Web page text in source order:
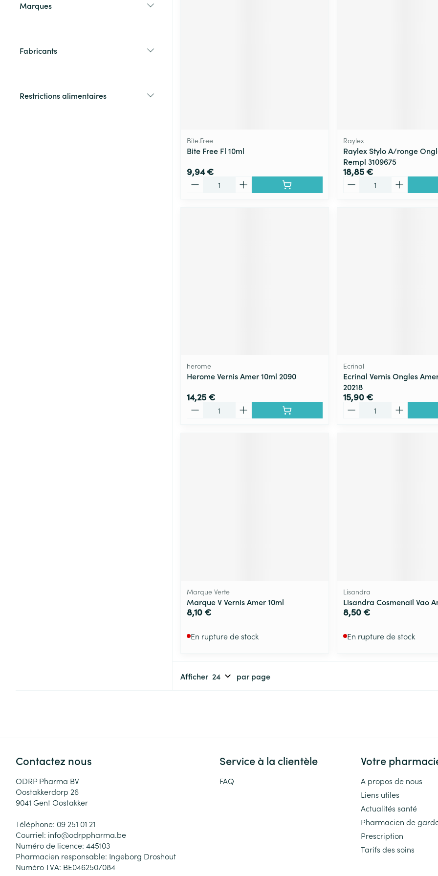
Marques
Fabricants
Restrictions alimentaires
Bite.Free
Bite Free Fl 10ml
9,94 €
Raylex
Raylex Stylo A/ronge
Rempl 3109675
18,85 €
herome
Herome Vernis Amer 10ml 2090
14,25 €
Ecrinal
Ecrinal Vernis Ongles
20218
15,90 €
Marque Verte
Marque V Vernis Amer 10ml
8,10 €
En rupture de stock
Lisandra
Lisandra Cosmenail Vao
8,50 €
En rupture de stock
Afficher par page
Contactez nous
ODRP Pharma BV
Oostakkerdorp 26
9041 Gent Oostakker
Téléphone: 09 251 01 21
Courriel: info@odrppharma.be
Numéro de licence: 445103
Pharmacien responsable: Ingeborg Droshout
Numéro TVA: BE0462507084
Service à la clientèle
FAQ
Votre
A propos de nous
Liens utiles
Actualités santé
Pharmacien de
Prescription
Tarifs des soins